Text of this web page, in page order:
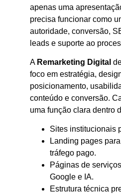
apenas uma
precisa funcionar como
autoridade, conversão,
leads e suporte ao
A Remarketing Digital
foco em estratégia,
posicionamento,
conteúdo e conversão.
uma função clara dentro
Sites institucionais
Landing pages
tráfego pago.
Páginas de
Google e IA.
Estrutura técnica